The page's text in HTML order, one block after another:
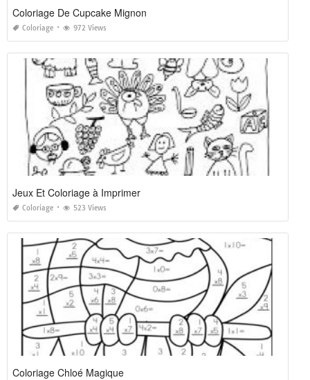
Coloriage De Cupcake Mignon
Coloriage 972 Views
Jeux Et Coloriage à Imprimer
Coloriage 523 Views
Coloriage Chloé Magique